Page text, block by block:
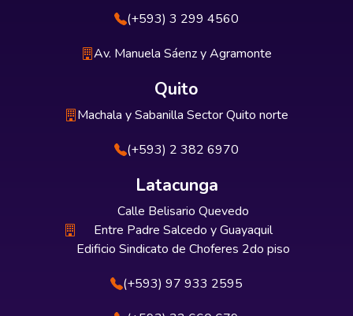
(+593) 3 299 4560
Av. Manuela Sáenz y Agramonte
Quito
Machala y Sabanilla Sector Quito norte
(+593) 2 382 6970
Latacunga
Calle Belisario Quevedo
Entre Padre Salcedo y Guayaquil
Edificio Sindicato de Choferes 2do piso
(+593) 97 933 2595